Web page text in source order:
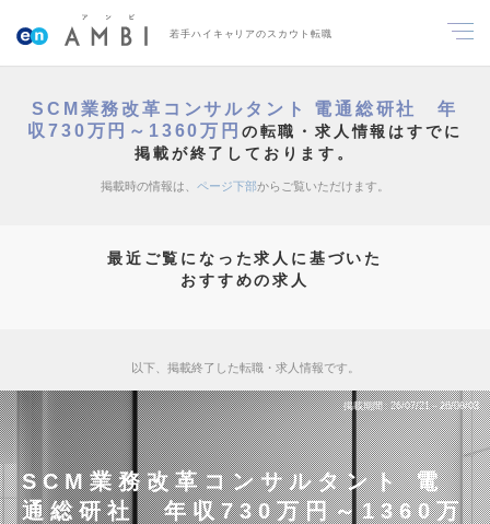
若手ハイキャリアのスカウト転職
SCM業務改革コンサルタント 電通総研社 年
収730万円～1360万円 の転職・求人情報はすでに
掲載が終了しております。
掲載時の情報は、 ページ下部からご覧いただけます。
最近ご覧になった求人に基づいた
おすすめの求人
以下、掲載終了した転職・求人情報です。
掲載期間 26/07/21～26/08/03
SCM業務改革コンサルタント 電
通総研社 年収730万円～1360万